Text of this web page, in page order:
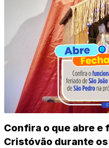
Confira o que abre e
Cristóvão durante